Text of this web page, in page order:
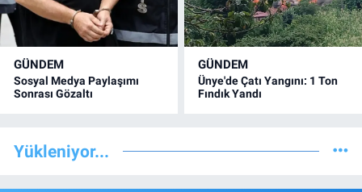
GÜNDEM
Sosyal Medya Paylaşımı
Sonrası Gözaltı
GÜNDEM
Ünye'de Çatı Yangını: 1 Ton
Fındık Yandı
Yükleniyor...